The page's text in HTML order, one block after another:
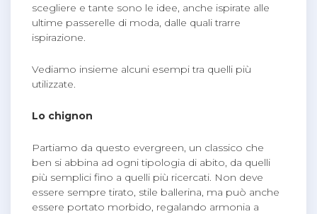
scegliere e tante sono le idee, anche ispirate alle
ultime passerelle di moda, dalle quali trarre
ispirazione.
Vediamo insieme alcuni esempi tra quelli più
utilizzate.
Lo chignon
Partiamo da questo evergreen, un classico che
ben si abbina ad ogni tipologia di abito, da quelli
più semplici fino a quelli più ricercati. Non deve
essere sempre tirato, stile ballerina, ma può anche
essere portato morbido, regalando armonia a